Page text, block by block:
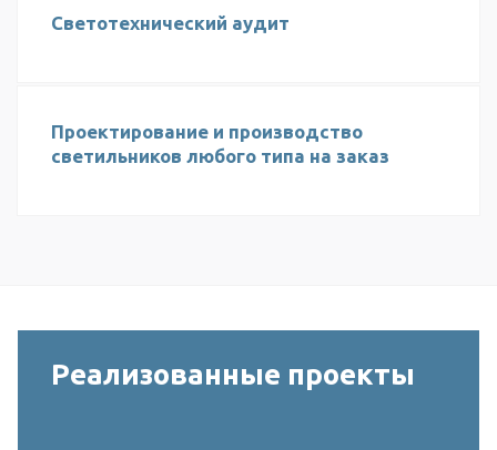
Светотехнический аудит
Проектирование и производство
светильников любого типа на заказ
Реализованные проекты